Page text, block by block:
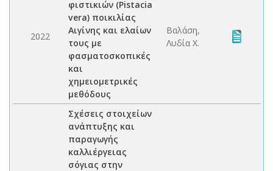
2022
φιστικιών (Pistacia
vera) ποικιλίας
Αιγίνης και ελαίων
τους με
φασματοσκοπικές
και
χημειομετρικές
μεθόδους
Βαλάση,
Λυδία Χ.
Σχέσεις στοιχείων
ανάπτυξης και
παραγωγής
καλλιέργειας
σόγιας στην